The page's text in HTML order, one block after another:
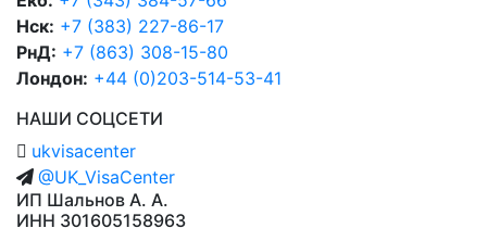
Нск: +7 (383) 227-86-17
РнД: +7 (863) 308-15-80
Лондон: +44 (0)203-514-53-41
НАШИ СОЦСЕТИ
ukvisacenter
@UK_VisaCenter
ИП Шальнов А. А.
ИНН 301605158963